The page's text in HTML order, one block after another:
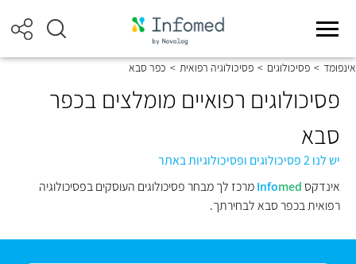
אינפומד > פסיכולוגים > פסיכולוגיה רפואית > כפר סבא
פסיכולוגים רפואיים מומלצים בכפר
סבא
יש לנו 2 פסיכולוגים ופסיכולוגיות באתר
אינדקס
Infomed
מרכז לך מבחר פסיכולוגים העוסקים בפסיכולוגיה
רפואית בכפר סבא לבחירתך.